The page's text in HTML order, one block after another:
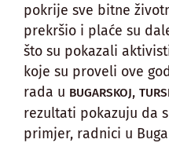
pokrije sve bitne
prekršio i plaće su
što su pokazali
koje su proveli ove
rada u BUGARSKOJ,
rezultati pokazuju da
primjer, radnici u